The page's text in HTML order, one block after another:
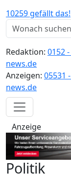
10259 gefällt das!
Redaktion: 0152
news.de
Anzeigen: 05531
news.de
Anzeige
Politik